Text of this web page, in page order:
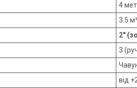
4
3.5
2"
3
від